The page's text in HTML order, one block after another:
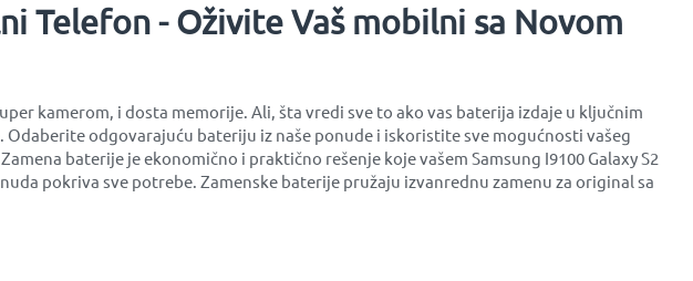
Telefon - Oživite Vaš mobilni sa Novom
kamerom, i dosta memorije. Ali, šta vredi sve to ako vas baterija izdaje u ključnim
Odaberite odgovarajuću bateriju iz naše ponude i iskoristite sve mogućnosti vašeg
baterije je ekonomično i praktično rešenje koje vašem Samsung I9100 Galaxy S2
pokriva sve potrebe. Zamenske baterije pružaju izvanrednu zamenu za original sa